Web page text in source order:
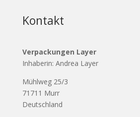
Kontakt
Verpackungen Layer
Inhaberin: Andrea Layer
Mühlweg 25/3
71711 Murr
Deutschland